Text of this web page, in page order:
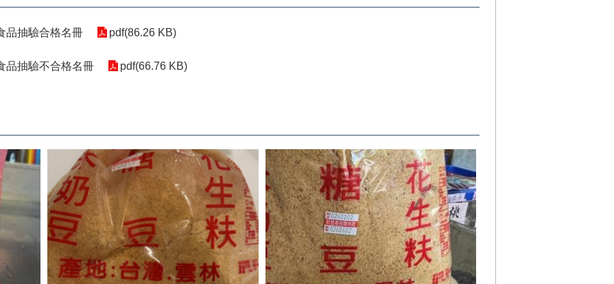
品抽驗合格名冊 pdf(86.26 KB)
品抽驗不合格名冊 pdf(66.76 KB)